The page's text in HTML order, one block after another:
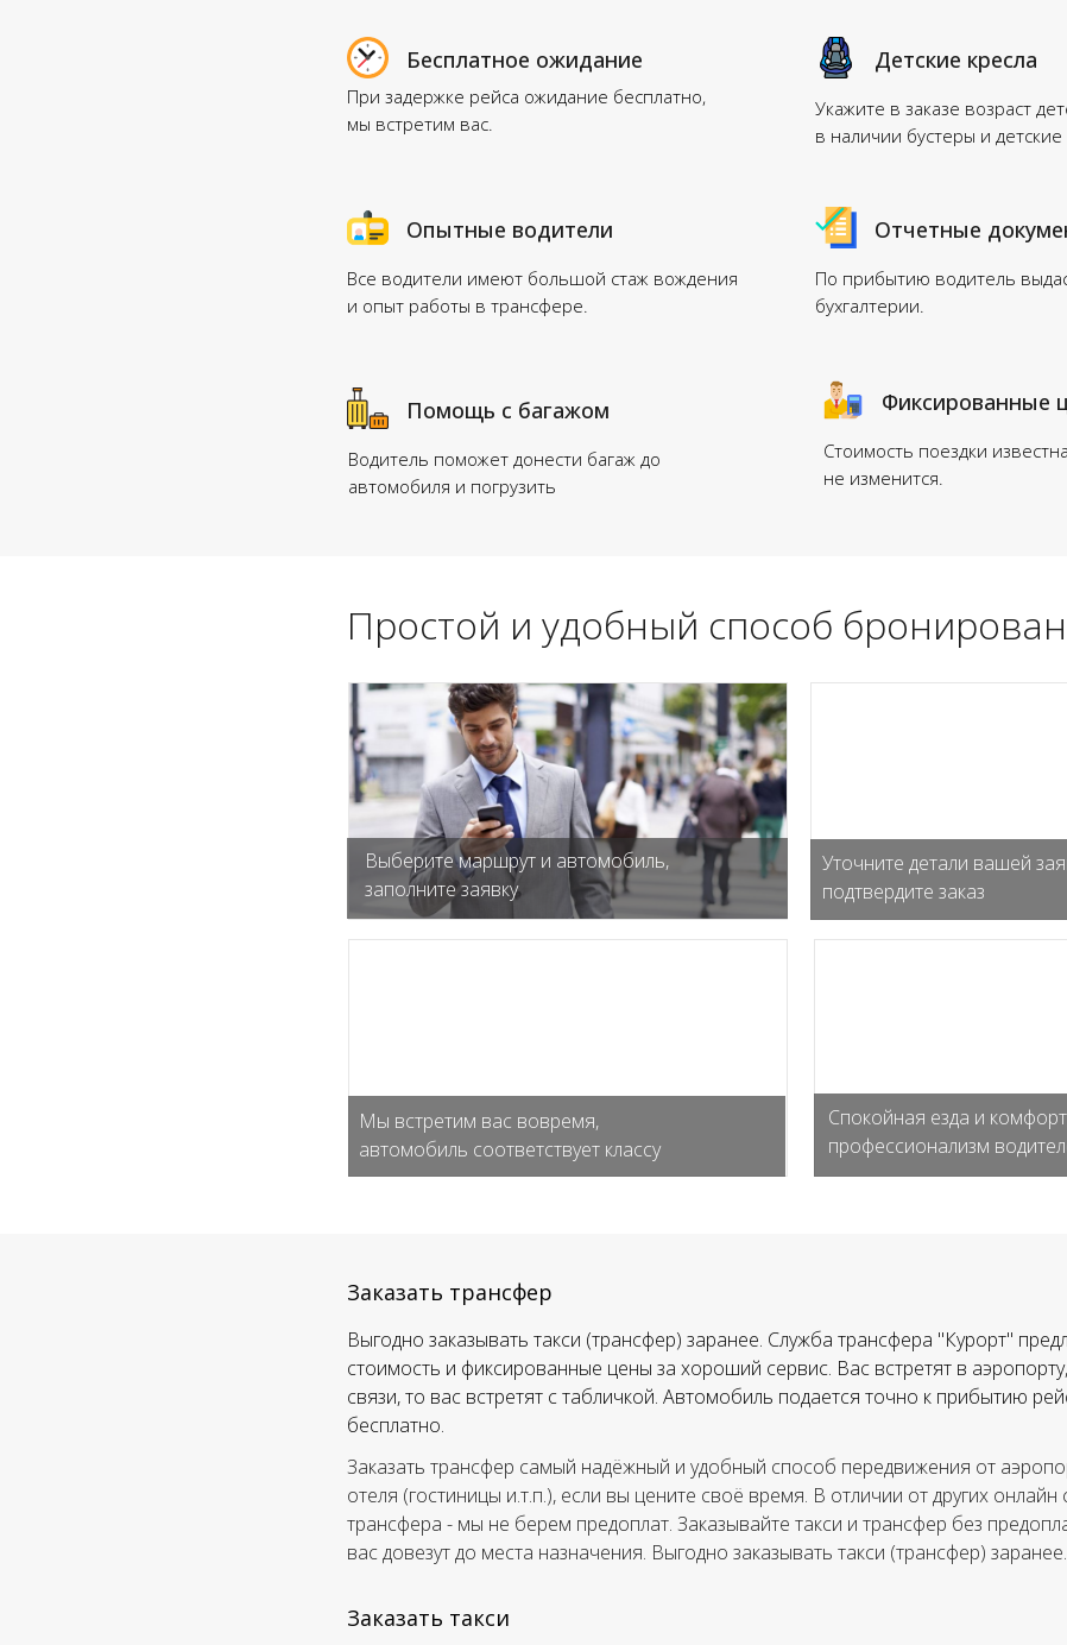
При задержке рейса ожидание бесплатно,
мы встретим вас.
Укажите в заказе возраст
в наличии бустеры и детские
Водитель поможет донести багаж до
автомобиля и погрузить
Бесплатное ожидание Детские кресла
Помощь с багажом
Все водители имеют большой стаж вождения
и опыт работы в трансфере.
По прибытию водитель
бухгалтерии.
Стоимость поездки
не изменится.
Опытные водители Отчетные
Фиксированные
Простой и удобный способ
Выберите маршрут и автомобиль,
заполните заявку
Уточните детали вашей
подтвердите заказ
Мы встретим вас вовремя,
автомобиль соответствует классу
Спокойная езда и
профессионализм
Заказать трансфер самый надёжный и удобный способ передвижения от
отеля (гостиницы и.т.п.), если вы цените своё время. В отличии от других онлайн
трансфера - мы не берем предоплат. Заказывайте такси и трансфер без
вас довезут до места назначения. Выгодно заказывать такси (трансфер) заранее.
Заказать трансфер
Выгодно заказывать такси (трансфер) заранее. Служба трансфера "Курорт"
стоимость и фиксированные цены за хороший сервис. Вас встретят в
связи, то вас встретят с табличкой. Автомобиль подается точно к прибытию
бесплатно.
Заказать такси